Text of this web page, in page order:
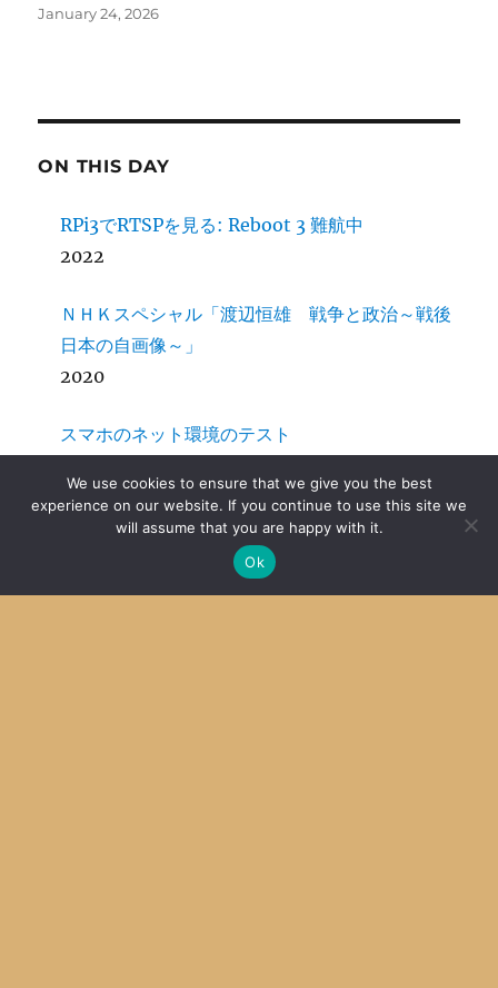
January 24, 2026
ON THIS DAY
RPi3でRTSPを見る: Reboot 3 難航中
2022
ＮＨＫスペシャル「渡辺恒雄 戦争と政治～戦後
日本の自画像～」
2020
スマホのネット環境のテスト
サーバーのファイルシステムにエラー
We use cookies to ensure that we give you the best
experience on our website. If you continue to use this site we
will assume that you are happy with it.
Ok